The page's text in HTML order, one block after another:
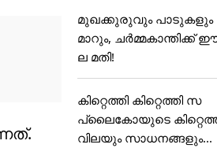
മുഖക്കുരുവും പാടുകളും
മാറും, ചർമ്മകാന്തിക്ക്
ല മതി!
കിറ്റെത്തി കിറ്റെത്തി സ
പ്ലൈകോയുടെ
വിലയും സാധനങ്ങളും...